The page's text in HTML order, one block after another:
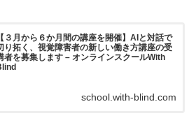
【３月から６か月間の講座を開催】AIと対話で
り拓く、視覚障害者の新しい働き方講座の受
者を募集します – オンラインスクールWith
school.with-blind.com